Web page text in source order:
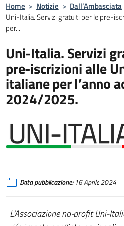
Home > Notizie > Dall’Ambasciata
Uni-Italia. Servizi gratuiti per le pre-
per...
Uni-Italia. Servizi
pre-iscrizioni alle
italiane per l’anno
2024/2025.
Data pubblicazione:16 Aprile 2024
L’Associazione no-profit Uni-